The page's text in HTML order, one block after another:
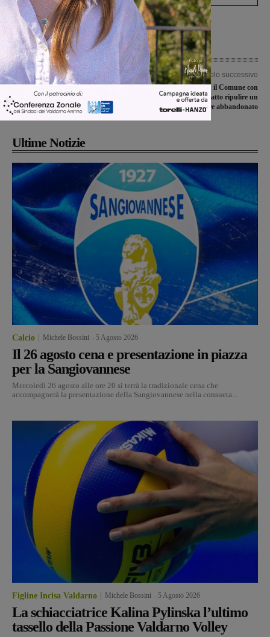
Articolo precedente
Vaisakhi: la comunità Sikh festeggia
nel centro storico. Tradizioni, colori e
tanta gioia
Articolo successivo
Decoro urbano: il Comune con
un’ordinanza ha fatto ripulire un
cantiere abbandonato
Ultime Notizie
Calcio Michele Bossini 5 Agosto 2026
Il 26 agosto cena e presentazione in piazza
per la Sangiovannese
Mercoledì 26 agosto alle ore 20 si terrà la tradizionale cena che
accompagnerà la presentazione della Sangiovannese nella consueta...
Figline Incisa Valdarno Michele Bossini 5 Agosto 2026
La schiacciatrice Kalina Pylinska l’ultimo
tassello della Passione Valdarno Volley